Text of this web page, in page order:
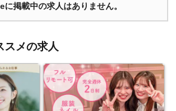
掲載中の求人はありません。
スメの求人